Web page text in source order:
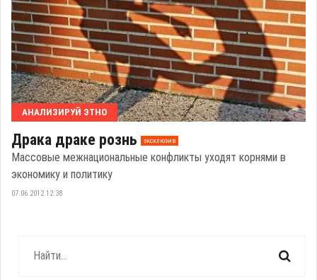
АНАЛИЗИРУЙ ЭТНО
Драка драке рознь эксклюзив
Массовые межнациональные конфликты уходят корнями в
экономику и политику
07.06.2012 12:38